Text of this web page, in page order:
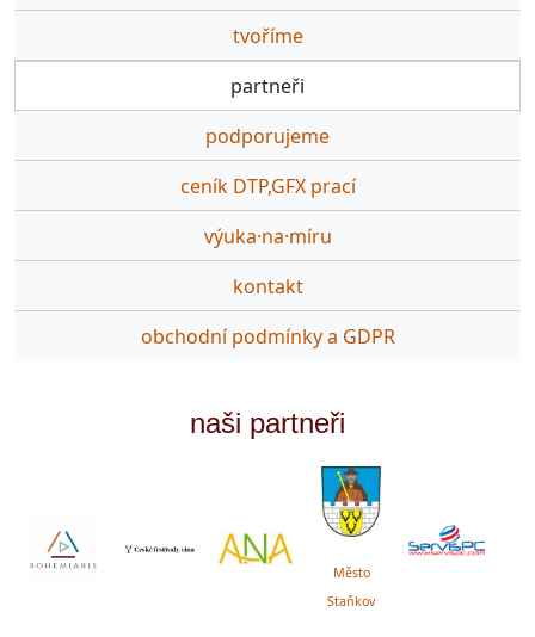
tvoříme
partneři
podporujeme
ceník DTP,GFX prací
výuka·na·míru
kontakt
obchodní podmínky a GDPR
naši partneři
Město
Staňkov